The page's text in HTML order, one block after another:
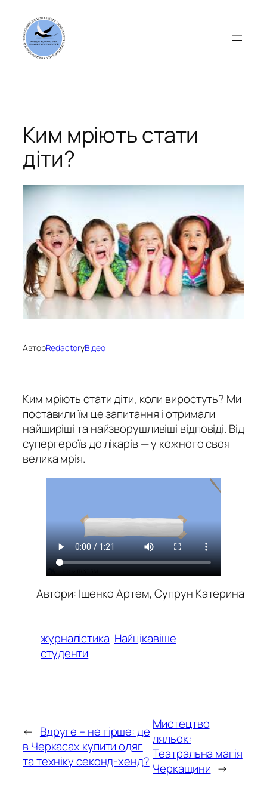
вмісту
Ким мріють стати
діти?
АвторRedactorуВідео
Ким мріють стати діти, коли виростуть? Ми
поставили їм це запитання і отримали
найщиріші та найзворушливіші відповіді. Від
супергероїв до лікарів — у кожного своя
велика мрія.
Автори: Іщенко Артем, Супрун Катерина
журналістика Найцікавіше
студенти
← Вдруге – не гірше: де
в Черкасах купити одяг
та техніку секонд-хенд?
Мистецтво
ляльок:
Театральна магія
Черкащини →